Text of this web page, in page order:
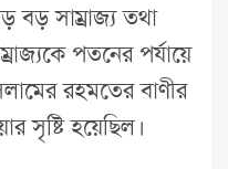
বড় সাম্রাজ্য তথা
পতনের পর্যায়ে
রহমতের বাণীর
সৃষ্টি হয়েছিল।